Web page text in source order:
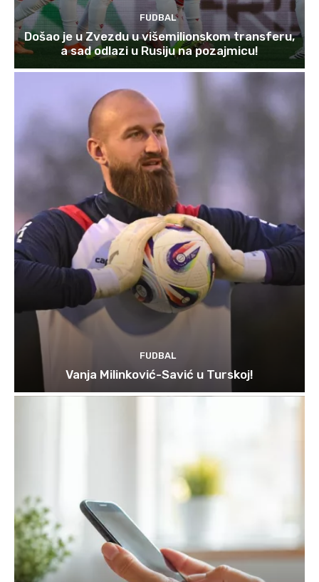
FUDBAL
Došao je u Zvezdu u višemilionskom transferu,
a sad odlazi u Rusiju na pozajmicu!
FUDBAL
Vanja Milinković-Savić u Turskoj!